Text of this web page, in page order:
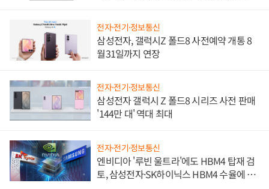
전자·전기·정보통신
삼성전자, 갤럭시Z 폴드8 사전예약 개통 8
월31일까지 연장
전자·전기·정보통신
삼성전자 갤럭시 Z 폴드8 시리즈 사전 판매
'144만 대' 역대 최대
전자·전기·정보통신
엔비디아 '루빈 울트라'에도 HBM4 탑재 검
토, 삼성전자·SK하이닉스 HBM4 수율에 주